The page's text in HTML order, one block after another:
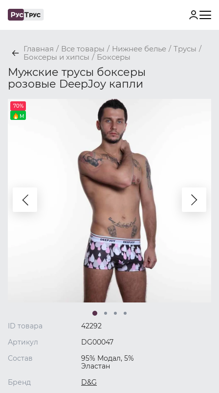
Главная / Все товары / Нижнее белье / Трусы /
Боксеры и хипсы / Боксеры
Мужские трусы боксеры
розовые DeepJoy капли
70%
M
ID товара
42292
Артикул
DG00047
Состав
95% Модал, 5%
Эластан
Бренд
D&G